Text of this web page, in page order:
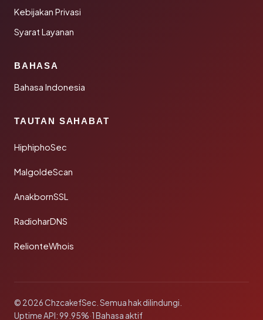
Kebijakan Privasi
Syarat Layanan
BAHASA
Bahasa Indonesia
TAUTAN SAHABAT
HiphiphoSec
MalgoldeScan
AnakbornSSL
RadioharDNS
RelionteWhois
© 2026 ChzcakefSec. Semua hak dilindungi.
Uptime API: 99.95%·1 Bahasa aktif